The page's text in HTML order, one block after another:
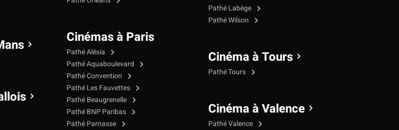
Cinémas à Paris
Pathé Alésia
Pathé Aquaboulevard
Pathé Convention
Pathé Les Fauvettes
Pathé Beaugrenelle
Pathé BNP Paribas
Pathé Parnasse
Pathé Labège
Pathé Wilson
Cinéma à Tours
Pathé Tours
Cinéma à Valence
Pathé Valence